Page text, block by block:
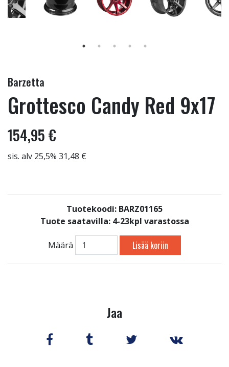
Barzetta
Grottesco Candy Red 9x17
154,95 €
sis. alv 25,5% 31,48 €
Tuotekoodi: BARZ01165
Tuote saatavilla: 4-23kpl varastossa
Määrä Lisää koriin
Jaa